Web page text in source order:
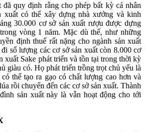
quy định rằng cho phép bất kỳ cá nhân
xuất có thể xây dựng nhà xưởng và kinh
30.000 cơ sở sản xuất rượu được dựng
vòng 1 năm. Mặc dù thế, như những
định thuế rất nặng cho ngành sản xuất
số lượng các cơ sở sản xuất còn 8.000 cơ
xuất Sake phát triển và tồn tại trong thời kỳ
giàu có. Họ phát triển trồng trọt chủ yếu là
thể tạo ra gạo có chất lượng cao hơn và
rồi chuyển đến các cơ sở sản xuất. Thành
sản xuất này là vẫn hoạt động cho tới